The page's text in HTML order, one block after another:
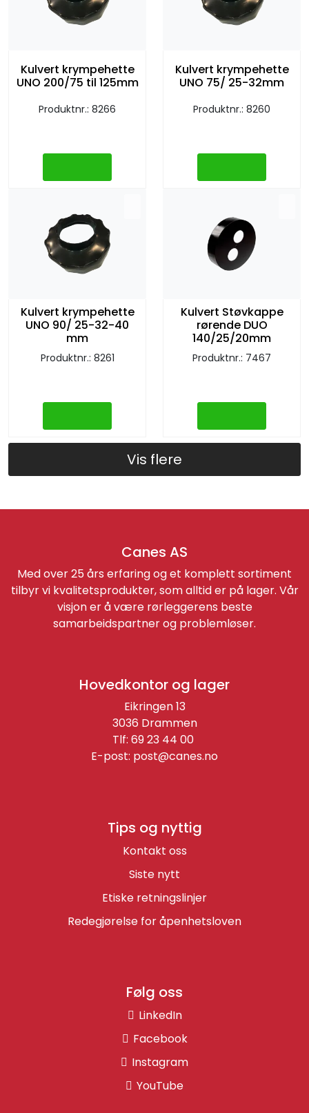
Kulvert krympehette
UNO 200/75 til 125mm
Produktnr.: 8266
Kulvert krympehette
UNO 75/ 25-32mm
Produktnr.: 8260
Kulvert krympehette
UNO 90/ 25-32-40
mm
Produktnr.: 8261
Kulvert Støvkappe
rørende DUO
140/25/20mm
Produktnr.: 7467
Vis flere
Canes AS
Med over 25 års erfaring og et komplett sortiment
tilbyr vi kvalitetsprodukter, som alltid er på lager. Vår
visjon er å være rørleggerens beste
samarbeidspartner og problemløser.
Tips og nyttig
Kontakt oss
Siste nytt
Etiske retningslinjer
Redegjørelse for åpenhetsloven
Følg oss
LinkedIn
Facebook
Instagram
YouTube
Hovedkontor og lager
Eikringen 13
3036 Drammen
Tlf: 69 23 44 00
E-post: post@canes.no